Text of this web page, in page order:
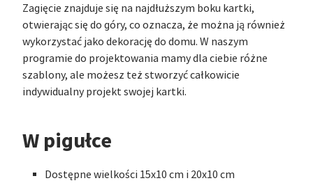
Zagięcie znajduje się na najdłuższym boku kartki,
otwierając się do góry, co oznacza, że można ją również
wykorzystać jako dekorację do domu. W naszym
programie do projektowania mamy dla ciebie różne
szablony, ale możesz też stworzyć całkowicie
indywidualny projekt swojej kartki.
W pigułce
Dostępne wielkości 15x10 cm i 20x10 cm